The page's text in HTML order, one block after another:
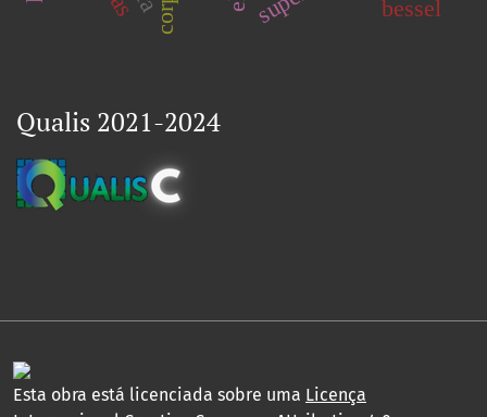
bessel
Qualis 2021-2024
Esta obra está licenciada sobre uma Licença